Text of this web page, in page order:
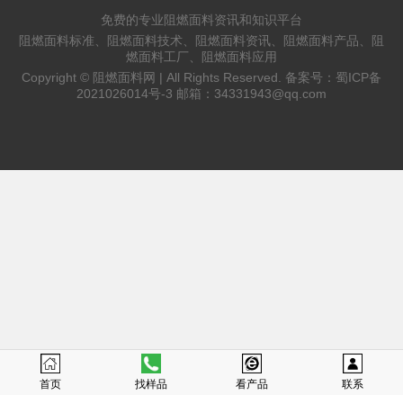
免费的专业阻燃面料资讯和知识平台
阻燃面料标准、阻燃面料技术、阻燃面料资讯、阻燃面料产品、阻
燃面料工厂、阻燃面料应用
Copyright © 阻燃面料网 | All Rights Reserved. 备案号： 蜀ICP备
2021026014号-3 邮箱： 34331943@qq.com
首页 找样品 看产品 联系